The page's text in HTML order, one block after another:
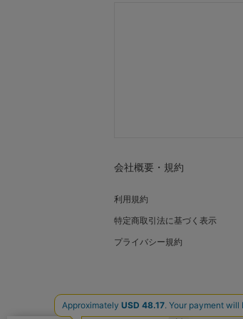
会社概要・規約
利用規約
特定商取引法に基づく表示
プライバシー規約